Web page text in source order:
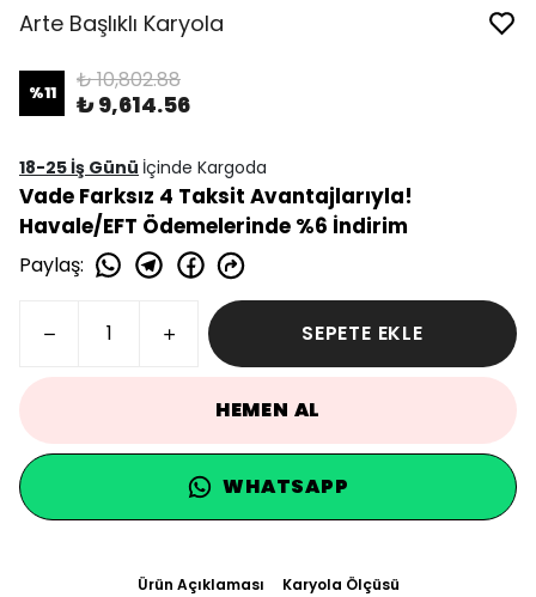
Arte Başlıklı Karyola
%11 ₺ 10,802.88
₺ 9,614.56
18-25 İş Günü İçinde Kargoda
Vade Farksız 4 Taksit Avantajlarıyla!
Havale/EFT Ödemelerinde %6 İndirim
Paylaş:
SEPETE EKLE
HEMEN AL
WHATSAPP
Ürün Açıklaması Karyola Ölçüsü